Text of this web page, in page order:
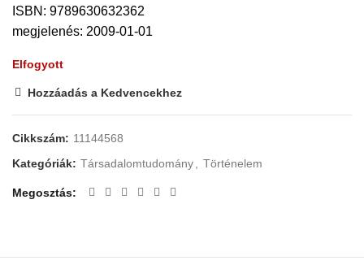
ISBN: 9789630632362
megjelenés: 2009-01-01
Elfogyott
Hozzáadás a Kedvencekhez
Cikkszám: 11144568
Kategóriák: Társadalomtudomány, Történelem
Megosztás